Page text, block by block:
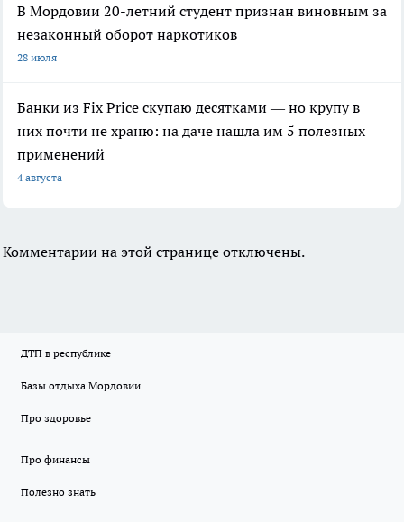
В Мордовии 20-летний студент признан виновным за
незаконный оборот наркотиков
28 июля
Банки из Fix Price скупаю десятками — но крупу в
них почти не храню: на даче нашла им 5 полезных
применений
4 августа
Комментарии на этой странице отключены.
ДТП в республике
Базы отдыха Мордовии
Про здоровье
Про финансы
Полезно знать